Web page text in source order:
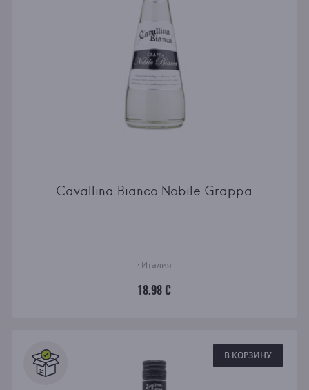
Cavallina Bianco Nobile Grappa
· Италия
18.98 €
В КОРЗИНУ